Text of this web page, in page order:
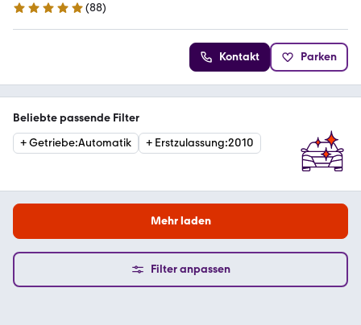
4.8 Sterne
(88)
Kontakt Parken
Beliebte passende Filter
+Getriebe:Automatik + Erstzulassung:2010
Mehr laden
Filter anpassen